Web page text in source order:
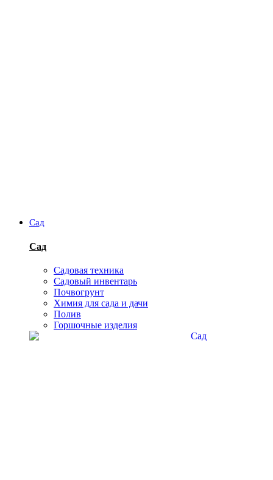
Сад
Сад
Садовая техника
Садовый инвентарь
Почвогрунт
Химия для сада и дачи
Полив
Горшочные изделия